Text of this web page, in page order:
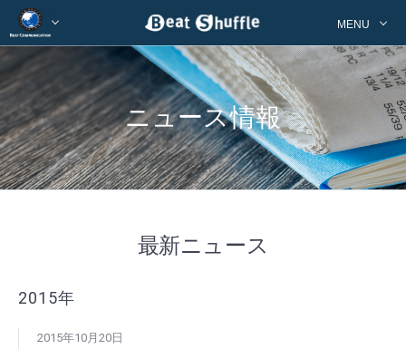
MENU
ニュース情報
最新ニュース
2015年
2015年10月20日